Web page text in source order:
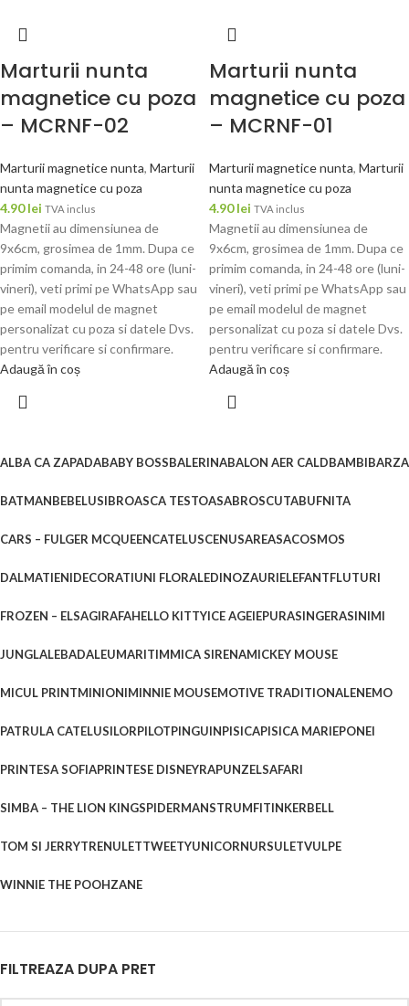
ALBA CA ZAPADABABY BOSSBALERINABALON AER CALDBAMBIBARZA
BATMANBEBELUSIBROASCA TESTOASABROSCUTABUFNITA
CARS – FULGER MCQUEENCATELUSCENUSAREASACOSMOS
DALMATIENIDECORATIUNI FLORALEDINOZAURIELEFANTFLUTURI
FROZEN – ELSAGIRAFAHELLO KITTYICE AGEIEPURASINGERASINIMI
JUNGLALEBADALEUMARITIMMICA SIRENAMICKEY MOUSE
MICUL PRINTMINIONIMINNIE MOUSEMOTIVE TRADITIONALENEMO
PATRULA CATELUSILORPILOTPINGUINPISICAPISICA MARIEPONEI
PRINTESA SOFIAPRINTESE DISNEYRAPUNZELSAFARI
SIMBA – THE LION KINGSPIDERMANSTRUMFITINKERBELL
TOM SI JERRYTRENULETTWEETYUNICORNURSULETVULPE
WINNIE THE POOHZANE
FILTREAZA DUPA PRET
Marturii nunta
magnetice cu poza
– MCRNF-02
Marturii magnetice nunta, Marturii
nunta magnetice cu poza
4.90lei TVA inclus
Magnetii au dimensiunea de
9x6cm, grosimea de 1mm. Dupa ce
primim comanda, in 24-48 ore (luni-
vineri), veti primi pe WhatsApp sau
pe email modelul de magnet
personalizat cu poza si datele Dvs.
pentru verificare si confirmare.
Adaugă în coș
Marturii nunta
magnetice cu poza
– MCRNF-01
Marturii magnetice nunta, Marturii
nunta magnetice cu poza
4.90lei TVA inclus
Magnetii au dimensiunea de
9x6cm, grosimea de 1mm. Dupa ce
primim comanda, in 24-48 ore (luni-
vineri), veti primi pe WhatsApp sau
pe email modelul de magnet
personalizat cu poza si datele Dvs.
pentru verificare si confirmare.
Adaugă în coș